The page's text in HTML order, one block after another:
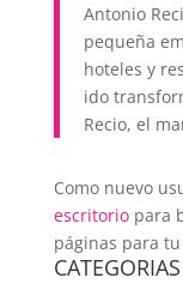
Antonio
pequeña
hoteles y
ido
Recio, el
Como nuevo
escritoriopara
páginas para
CATEGORIAS